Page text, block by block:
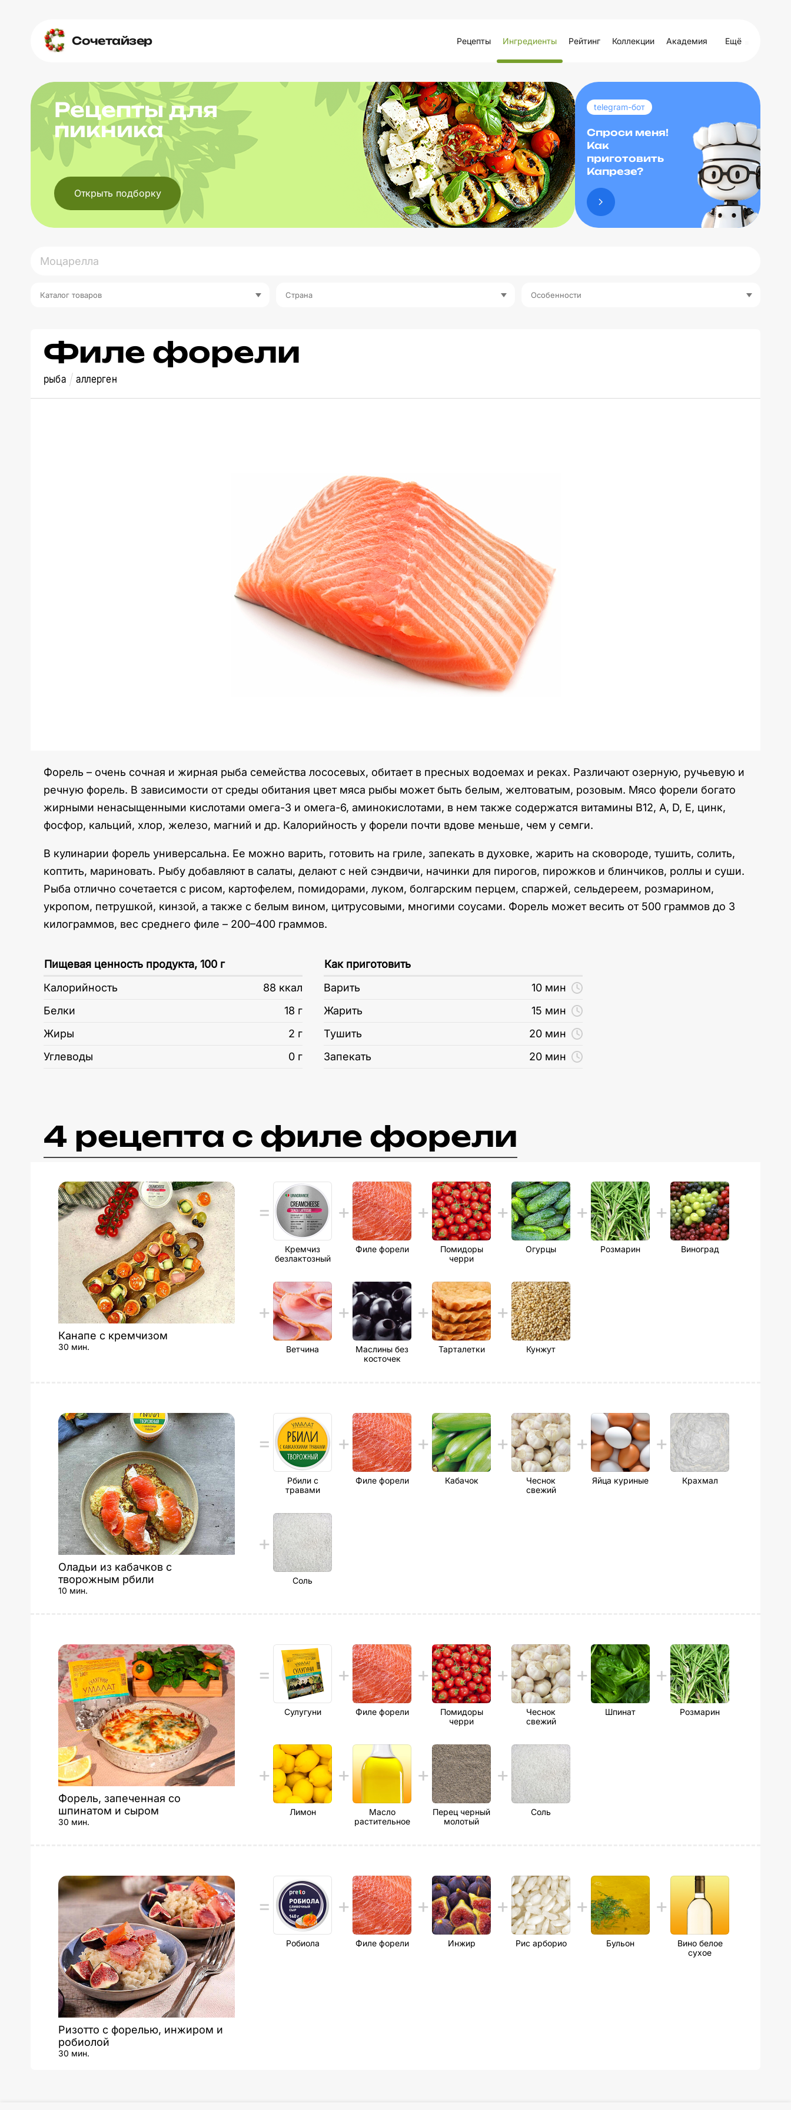
Сочетайзер Рецепты Ингредиенты Рейтинг Коллекции Академия Ещё
Рецепты для
пикника
Открыть подборку
telegram-бот
Спроси меня!
Как
приготовить
Капрезе?
Каталог товаров Страна Особенности
Филе форели
рыба аллерген
Форель – очень сочная и жирная рыба семейства лососевых, обитает в пресных водоемах и реках. Различают озерную, ручьевую и
речную форель. В зависимости от среды обитания цвет мяса рыбы может быть белым, желтоватым, розовым. Мясо форели богато
жирными ненасыщенными кислотами омега-3 и омега-6, аминокислотами, в нем также содержатся витамины B12, А, D, Е, цинк,
фосфор, кальций, хлор, железо, магний и др. Калорийность у форели почти вдове меньше, чем у семги.
В кулинарии форель универсальна. Ее можно варить, готовить на гриле, запекать в духовке, жарить на сковороде, тушить, солить,
коптить, мариновать. Рыбу добавляют в салаты, делают с ней сэндвичи, начинки для пирогов, пирожков и блинчиков, роллы и суши.
Рыба отлично сочетается с рисом, картофелем, помидорами, луком, болгарским перцем, спаржей, сельдереем, розмарином,
укропом, петрушкой, кинзой, а также с белым вином, цитрусовыми, многими соусами. Форель может весить от 500 граммов до 3
килограммов, вес среднего филе – 200–400 граммов.
Пищевая ценность продукта, 100 г
Калорийность
88 ккал
Белки
18 г
Жиры
2 г
Углеводы
0 г
Как приготовить
Варить
10 мин
Жарить
15 мин
Тушить
20 мин
Запекать
20 мин
4 рецепта c филе форели
Канапе с кремчизом
30 мин.
Кремчиз
безлактозный
Филе форели
Помидоры
черри
Огурцы Розмарин Виноград
Ветчина
Маслины без
косточек
Тарталетки Кунжут
Оладьи из кабачков с
творожным рбили
10 мин.
Рбили с
травами
Филе форели Кабачок
Чеснок
свежий
Яйца куриные Крахмал
Соль
Форель, запеченная со
шпинатом и сыром
30 мин.
Сулугуни Филе форели
Помидоры
черри
Чеснок
свежий
Шпинат Розмарин
Лимон
Масло
растительное
Перец черный
молотый
Соль
Ризотто с форелью, инжиром и
робиолой
30 мин.
Робиола Филе форели Инжир Рис арборио Бульон
Вино белое
сухое